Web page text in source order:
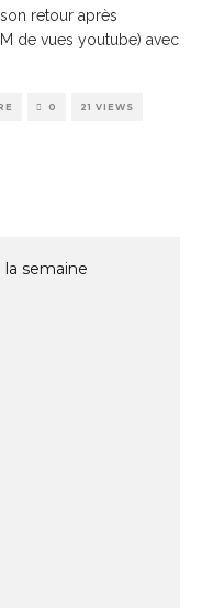
retour après
de vues youtube) avec
0 21 VIEWS
la semaine